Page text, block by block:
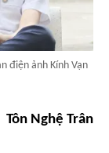
điện ảnh Kính Vạn
Tôn Nghệ Trân